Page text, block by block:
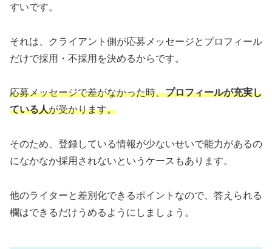
すいです。
それは、クライアント側が応募メッセージとプロフィール
だけで採用・不採用を決めるからです。
応募メッセージで差がなかった時、プロフィールが充実し
ている人が受かります。
そのため、登録している情報が少ないせいで能力があるの
になかなか採用されないというケースもあります。
他のライターと差別化できるポイントなので、答えられる
欄はできるだけうめるようにしましょう。